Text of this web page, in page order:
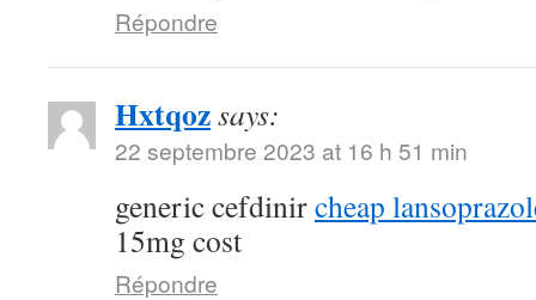
Répondre
Hxtqozsays:
22 septembre 2023 at 16 h 51 min
generic cefdinircheap
15mg cost
Répondre